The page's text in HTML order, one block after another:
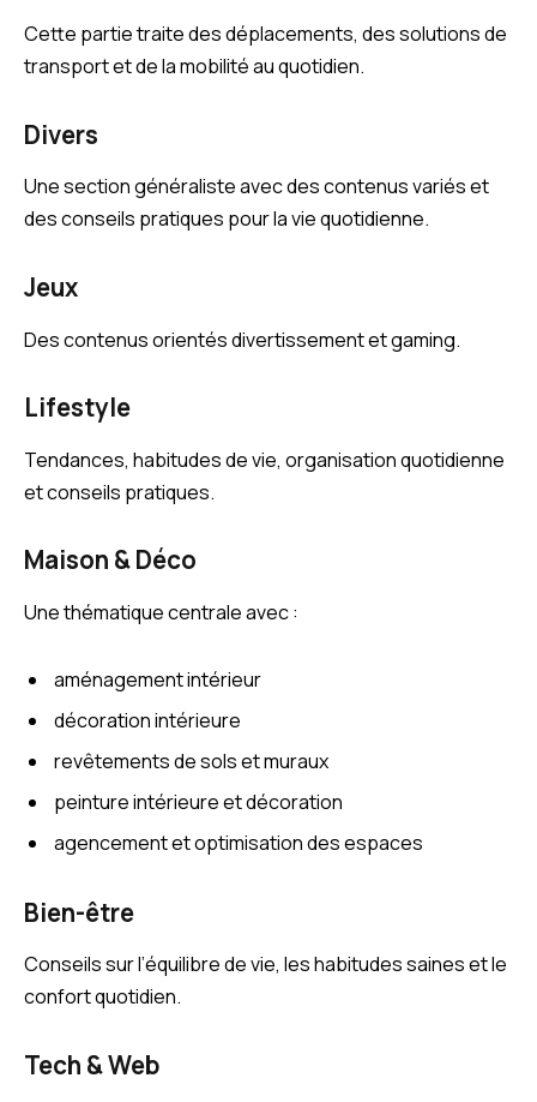
Cette partie traite des déplacements, des solutions de
transport et de la mobilité au quotidien.
Divers
Une section généraliste avec des contenus variés et
des conseils pratiques pour la vie quotidienne.
Jeux
Des contenus orientés divertissement et gaming.
Lifestyle
Tendances, habitudes de vie, organisation quotidienne
et conseils pratiques.
Maison & Déco
Une thématique centrale avec :
aménagement intérieur
décoration intérieure
revêtements de sols et muraux
peinture intérieure et décoration
agencement et optimisation des espaces
Bien-être
Conseils sur l’équilibre de vie, les habitudes saines et le
confort quotidien.
Tech & Web